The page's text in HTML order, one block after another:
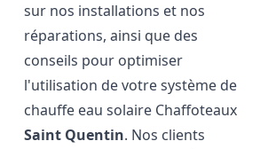
sur nos installations et nos
réparations, ainsi que des
conseils pour optimiser
l'utilisation de votre système de
chauffe eau solaire Chaffoteaux
Saint Quentin. Nos clients